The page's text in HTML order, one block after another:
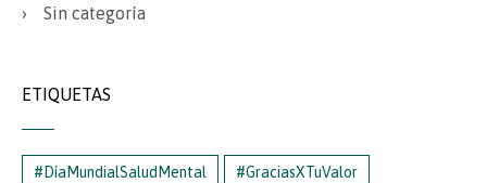
Sin categoría
ETIQUETAS
#DíaMundialSaludMental #GraciasXTuValor